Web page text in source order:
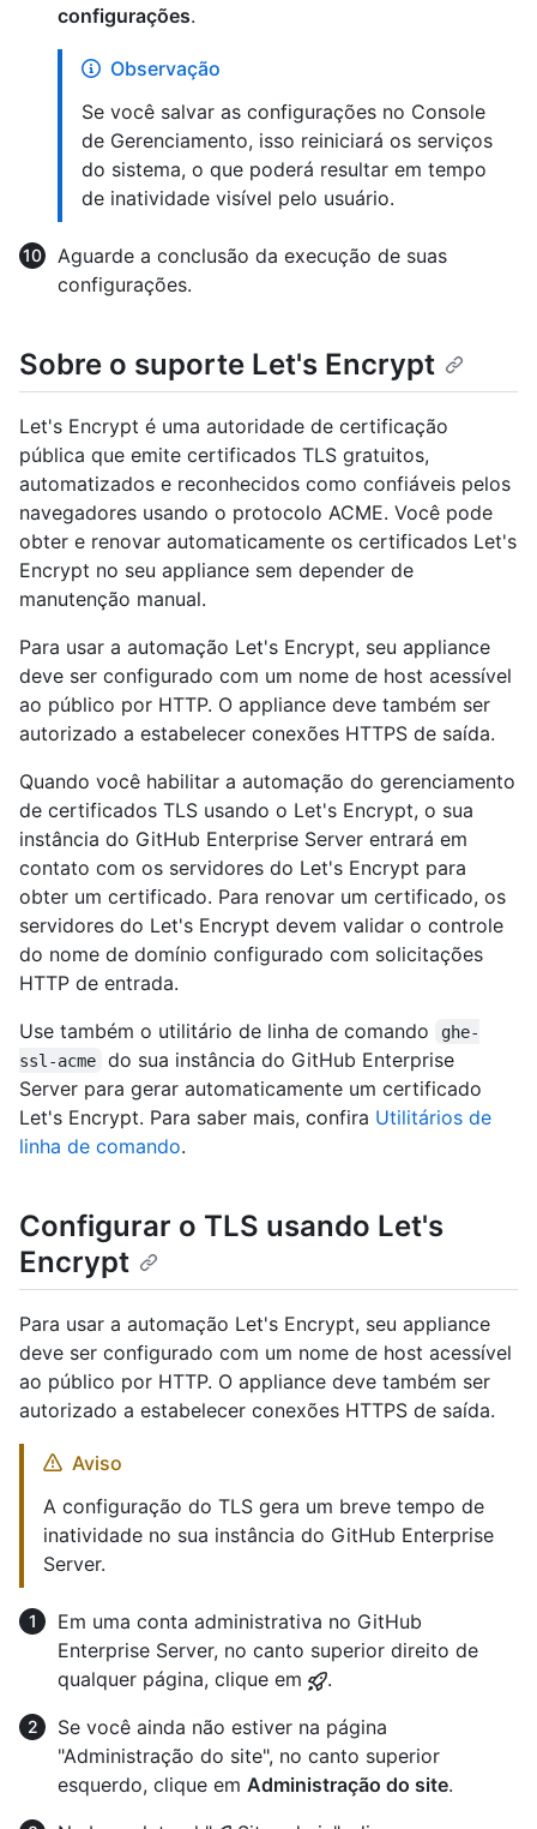
configurações.
Observação
Se você salvar as configurações no Console
de Gerenciamento, isso reiniciará os serviços
do sistema, o que poderá resultar em tempo
de inatividade visível pelo usuário.
Aguarde a conclusão da execução de suas
configurações.
Sobre o suporte Let's Encrypt
Let's Encrypt é uma autoridade de certificação
pública que emite certificados TLS gratuitos,
automatizados e reconhecidos como confiáveis pelos
navegadores usando o protocolo ACME. Você pode
obter e renovar automaticamente os certificados Let's
Encrypt no seu appliance sem depender de
manutenção manual.
Para usar a automação Let's Encrypt, seu appliance
deve ser configurado com um nome de host acessível
ao público por HTTP. O appliance deve também ser
autorizado a estabelecer conexões HTTPS de saída.
Quando você habilitar a automação do gerenciamento
de certificados TLS usando o Let's Encrypt, o sua
instância do GitHub Enterprise Server entrará em
contato com os servidores do Let's Encrypt para
obter um certificado. Para renovar um certificado, os
servidores do Let's Encrypt devem validar o controle
do nome de domínio configurado com solicitações
HTTP de entrada.
Use também o utilitário de linha de comando
ghe-
ssl-acme
do sua instância do GitHub Enterprise
Server para gerar automaticamente um certificado
Let's Encrypt. Para saber mais, confira Utilitários de
linha de comando.
Configurar o TLS usando Let's
Encrypt
Para usar a automação Let's Encrypt, seu appliance
deve ser configurado com um nome de host acessível
ao público por HTTP. O appliance deve também ser
autorizado a estabelecer conexões HTTPS de saída.
Aviso
A configuração do TLS gera um breve tempo de
inatividade no sua instância do GitHub Enterprise
Server.
Em uma conta administrativa no GitHub
Enterprise Server, no canto superior direito de
qualquer página, clique em
.
Se você ainda não estiver na página
"Administração do site", no canto superior
esquerdo, clique em Administração do site.